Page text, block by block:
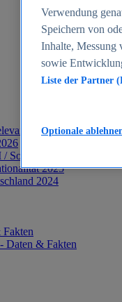
Altersgruppen
Sozialgeld / Bürgergeld
2025
2024
Daten & Fakten
Verwendung
Speichern von
Inhalte, Messung
sowie
Liste der Partner
Optionale